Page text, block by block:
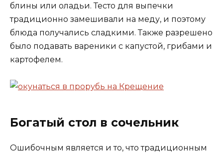
блины или оладьи. Тесто для выпечки
традиционно замешивали на меду, и поэтому
блюда получались сладкими. Также разрешено
было подавать вареники с капустой, грибами и
картофелем.
Богатый стол в сочельник
Ошибочным является и то, что традиционным